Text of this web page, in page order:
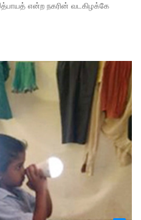
என்ற நகரின் வடகிழக்கே